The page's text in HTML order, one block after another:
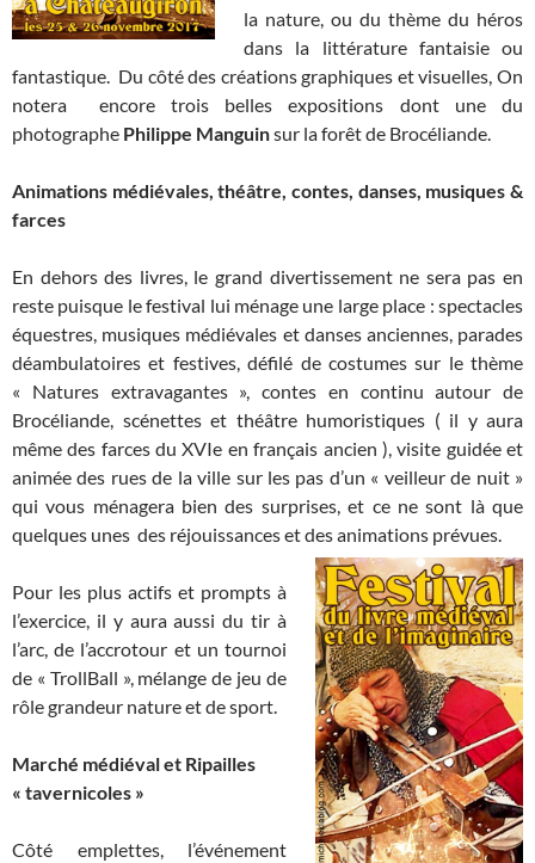
la nature, ou du thème du héros
dans la littérature fantaisie ou
fantastique. Du côté des créations graphiques et visuelles, On
notera encore trois belles expositions dont une du
photographe Philippe Manguinsur la forêt de Brocéliande.
Animations médiévales, théâtre, contes, danses, musiques &
farces
En dehors des livres, le grand divertissement ne sera pas en
reste puisque le festival lui ménage une large place : spectacles
équestres, musiques médiévales et danses anciennes, parades
déambulatoires et festives, défilé de costumes sur le thème
« Natures extravagantes », contes en continu autour de
Brocéliande, scénettes et théâtre humoristiques ( il y aura
même des farces du XVIe en français ancien ), visite guidée et
animée des rues de la ville sur les pas d’un « veilleur de nuit »
qui vous ménagera bien des surprises, et ce ne sont là que
quelques unes des réjouissances etdes animations prévues.
Pour les plus actifs et prompts à
l’exercice, il y aura aussi du tir à
l’arc, de l’accrotour et un tournoi
de « TrollBall », mélange de jeu de
rôle grandeur nature et de sport.
Marché médiéval et Ripailles
« tavernicoles »
Côté emplettes, l’événement